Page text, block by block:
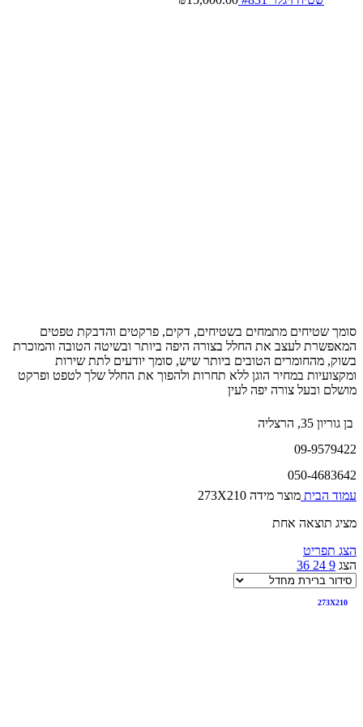
סומך שטיחים מתמחים בשטיחים, דקים, פרקטים והדבקת טפטים
המאפשרת לעצב את החלל בצורה היפה ביותר ובשיטה הטובה והמוכרת
בשוק, מהחומרים הטובים ביותר שיש, סומך יודעים לתת שירות
ומקצועיות במחיר הוגן ללא תחרות ולהפוך את החלל שלך לטפט ופרקט
מושלם ובעל צורה יפה לעין
בן גוריון 35, הרצליה
09-9579422
050-4683642
עמוד הבית מוצר מידה 273X210
מציג תוצאה אחת
הצג תפריט
הצג 9
24
36
273X210